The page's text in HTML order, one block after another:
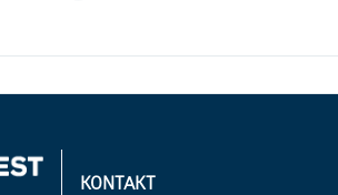
KONTAKT